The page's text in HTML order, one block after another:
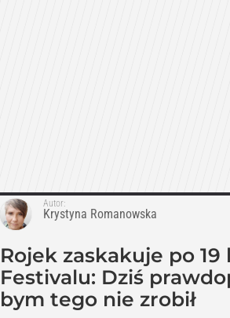
Autor:
Krystyna Romanowska
Rojek zaskakuje po 19
Festivalu: Dziś
bym tego nie zrobił